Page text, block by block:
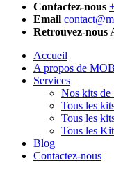
Contactez-nous
Email
Retrouvez-nous
Accueil
A propos de
Services
Nos kits de
Tous les
Tous les
Tous les
Blog
Contactez-nous